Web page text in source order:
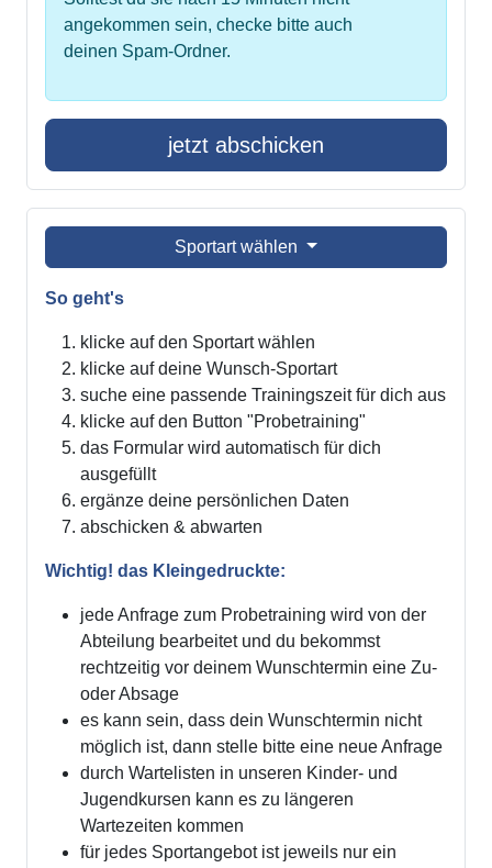
angekommen sein, checke bitte auch
deinen Spam-Ordner.
jetzt abschicken
Sportart wählen
So geht's
klicke auf den Sportart wählen
klicke auf deine Wunsch-Sportart
suche eine passende Trainingszeit für dich aus
klicke auf den Button "Probetraining"
das Formular wird automatisch für dich
ausgefüllt
ergänze deine persönlichen Daten
abschicken & abwarten
Wichtig! das Kleingedruckte:
jede Anfrage zum Probetraining wird von der
Abteilung bearbeitet und du bekommst
rechtzeitig vor deinem Wunschtermin eine Zu-
oder Absage
es kann sein, dass dein Wunschtermin nicht
möglich ist, dann stelle bitte eine neue Anfrage
durch Wartelisten in unseren Kinder- und
Jugendkursen kann es zu längeren
Wartezeiten kommen
für jedes Sportangebot ist jeweils nur ein